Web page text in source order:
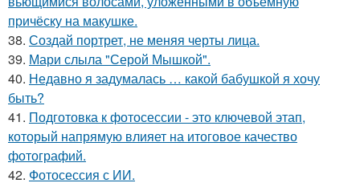
причёску на макушке.
38. Создай портрет, не меняя черты лица.
39. Мари слыла "Серой Мышкой".
40. Недавно я задумалась … какой бабушкой я хочу
быть?
41. Подготовка к фотосессии - это ключевой этап,
который напрямую влияет на итоговое качество
фотографий.
42. Фотосессия с ИИ.